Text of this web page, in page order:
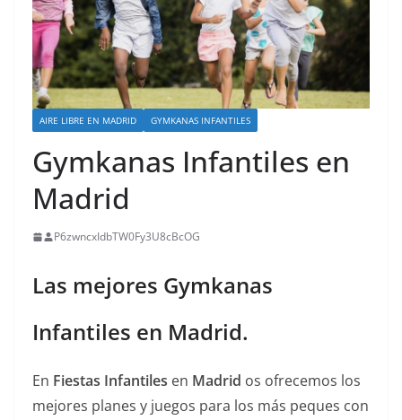
AIRE LIBRE EN MADRID GYMKANAS INFANTILES
Gymkanas Infantiles en
Madrid
P6zwncxIdbTW0Fy3U8cBcOG
Las mejores Gymkanas
Infantiles en Madrid.
En Fiestas Infantiles en Madrid os ofrecemos los
mejores planes y juegos para los más peques con